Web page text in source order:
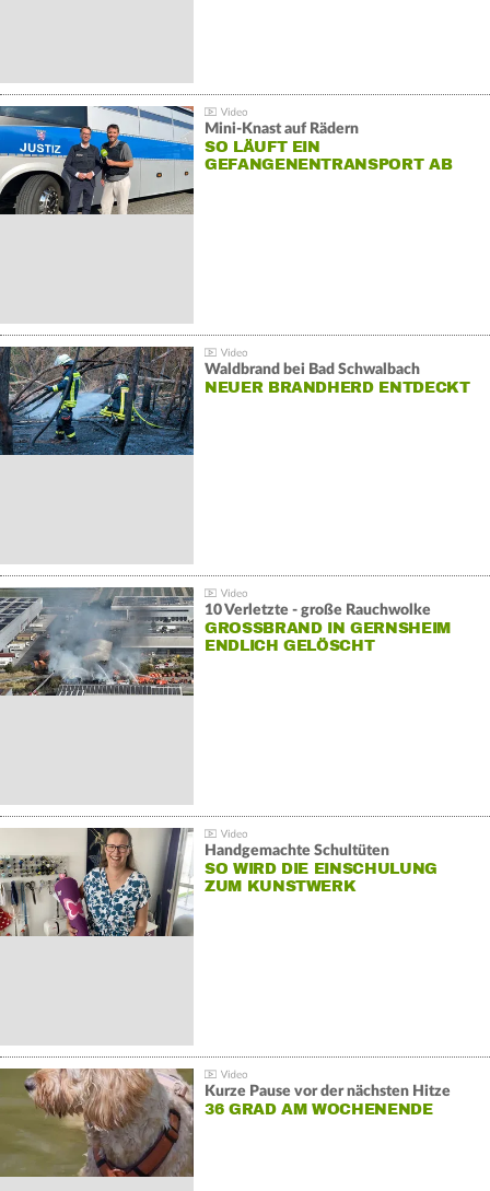
Mini-Knast auf Rädern
SO LÄUFT EIN
GEFANGENENTRANSPORT AB
Waldbrand bei Bad Schwalbach
NEUER BRANDHERD ENTDECKT
10 Verletzte - große Rauchwolke
GROSSBRAND IN GERNSHEIM E
NDLICH GELÖSCHT
Handgemachte Schultüten
SO WIRD DIE EINSCHULUNG
ZUM KUNSTWERK
Kurze Pause vor der nächsten Hitze
36 GRAD AM WOCHENENDE